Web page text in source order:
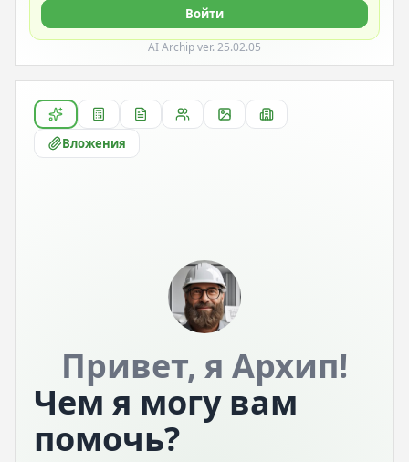
Войти
AI Archip ver. 25.02.05
Вложения
Привет, я Архип!
Чем я могу вам
помочь?